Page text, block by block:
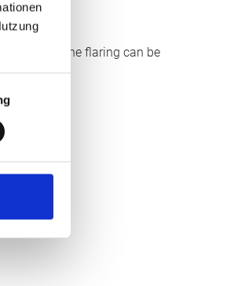
radius of the flaring can be